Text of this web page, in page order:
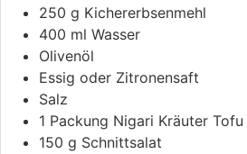
250 g Kichererbsenmehl
400 ml Wasser
Olivenöl
Essig oder Zitronensaft
Salz
1 Packung Nigari Kräuter Tofu
150 g Schnittsalat